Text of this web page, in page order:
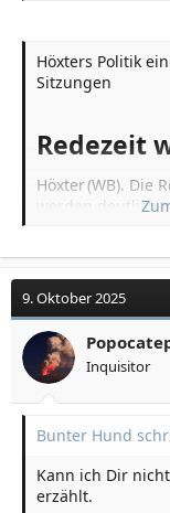
Höxters Politik
Sitzungen
Redezeit
Höxter (WB). Die
werden deutlich
vorberaten
Marius Thöne
9. Oktober 2025
Inquisitor
Bunter Hund
Kann ich Dir
erzählt.